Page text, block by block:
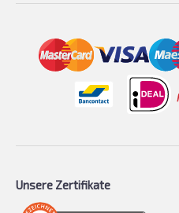
Unsere Zertifikate